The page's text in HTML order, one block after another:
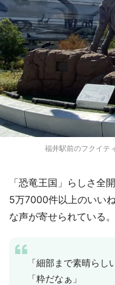
福井駅前のフクイテ
「恐竜王国」らしさ全
5万7000件以上のいい
な声が寄せられている。
「細部まで素晴らし
「粋だなぁ」